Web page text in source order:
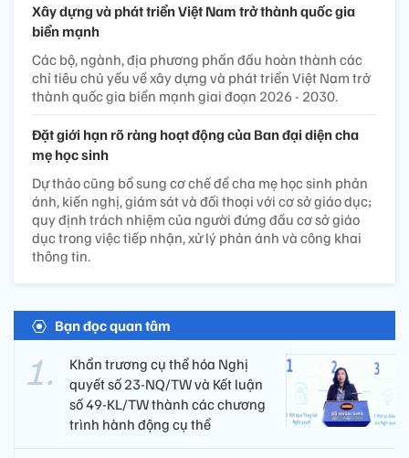
Xây dựng và phát triển Việt Nam trở thành quốc gia
biển mạnh
Các bộ, ngành, địa phương phấn đấu hoàn thành các
chỉ tiêu chủ yếu về xây dựng và phát triển Việt Nam trở
thành quốc gia biển mạnh giai đoạn 2026 - 2030.
Đặt giới hạn rõ ràng hoạt động của Ban đại diện cha
mẹ học sinh
Dự thảo cũng bổ sung cơ chế để cha mẹ học sinh phản
ánh, kiến nghị, giám sát và đối thoại với cơ sở giáo dục;
quy định trách nhiệm của người đứng đầu cơ sở giáo
dục trong việc tiếp nhận, xử lý phản ánh và công khai
thông tin.
Bạn đọc quan tâm
Khẩn trương cụ thể hóa Nghị
quyết số 23-NQ/TW và Kết luận
số 49-KL/TW thành các chương
trình hành động cụ thể